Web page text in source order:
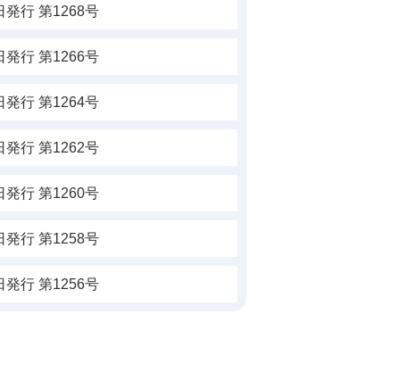
発行 第1268号
発行 第1266号
発行 第1264号
発行 第1262号
発行 第1260号
発行 第1258号
発行 第1256号